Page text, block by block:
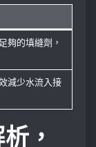
夠的填縫劑，
減少水流入接
，